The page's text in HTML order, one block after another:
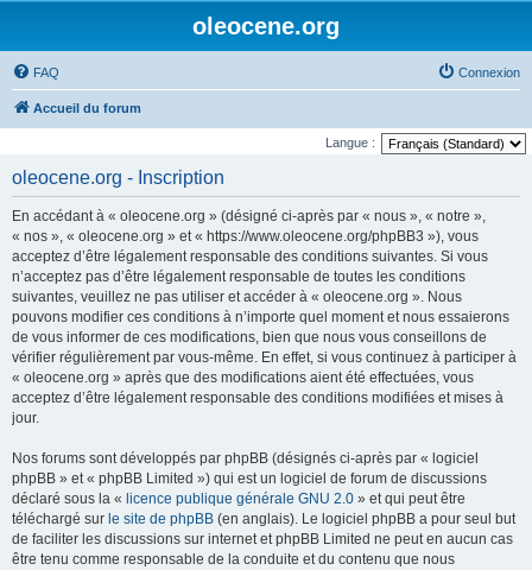
oleocene.org
FAQ Connexion
Accueil du forum
Langue :
oleocene.org - Inscription
En accédant à « oleocene.org » (désigné ci-après par « nous », « notre »,
« nos », « oleocene.org » et « https://www.oleocene.org/phpBB3 »), vous
acceptez d’être légalement responsable des conditions suivantes. Si vous
n’acceptez pas d’être légalement responsable de toutes les conditions
suivantes, veuillez ne pas utiliser et accéder à « oleocene.org ». Nous
pouvons modifier ces conditions à n’importe quel moment et nous essaierons
de vous informer de ces modifications, bien que nous vous conseillons de
vérifier régulièrement par vous-même. En effet, si vous continuez à participer à
« oleocene.org » après que des modifications aient été effectuées, vous
acceptez d’être légalement responsable des conditions modifiées et mises à
jour.
Nos forums sont développés par phpBB (désignés ci-après par « logiciel
phpBB » et « phpBB Limited ») qui est un logiciel de forum de discussions
déclaré sous la « licence publique générale GNU 2.0 » et qui peut être
téléchargé sur le site de phpBB (en anglais). Le logiciel phpBB a pour seul but
de faciliter les discussions sur internet et phpBB Limited ne peut en aucun cas
être tenu comme responsable de la conduite et du contenu que nous